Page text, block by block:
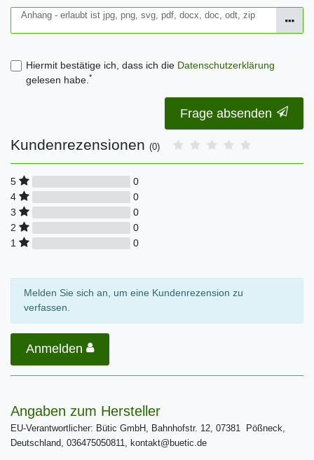
Anhang - erlaubt ist jpg, png, svg, pdf, docx, doc, odt, zip
Hiermit bestätige ich, dass ich die Daten­schutz­erklärung
gelesen habe.*
Frage absenden
Kundenrezensionen (0)
5
0
4
0
3
0
2
0
1
0
Melden Sie sich an, um eine Kundenrezension zu
verfassen.
Anmelden
Angaben zum Hersteller
EU-Verantwortlicher: Bütic GmbH, Bahnhofstr. 12, 07381 Pößneck,
Deutschland, 036475050811, kontakt@buetic.de